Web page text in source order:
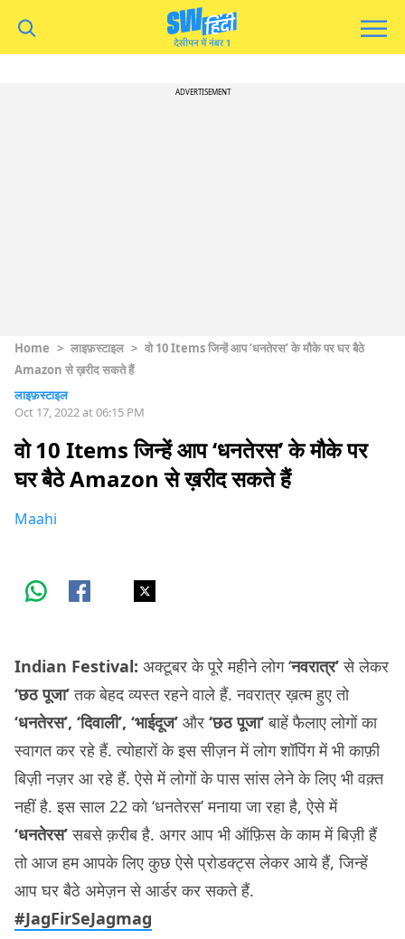
ADVERTISEMENT
Home > लाइफ़स्टाइल > वो 10 Items जिन्हें आप ‘धनतेरस’ के मौके पर घर बैठे
Amazon से ख़रीद सकते हैं
लाइफ़स्टाइल
Oct 17, 2022 at 06:15 PM
वो 10 Items जिन्हें आप ‘धनतेरस’ के मौके पर
घर बैठे Amazon से ख़रीद सकते हैं
Maahi
Indian Festival: अक्टूबर के पूरे महीने लोग ‘नवरात्र’से लेकर
‘छठ पूजा’तक बेहद व्यस्त रहने वाले हैं. नवरात्र ख़त्म हुए तो
‘धनतेरस’, ‘दिवाली’, ‘भाईदूज’ और ‘छठ पूजा‘बाहें फैलाए लोगों का
स्वागत कर रहे हैं. त्योहारों के इस सीज़न में लोग शॉपिंग में भी काफ़ी
बिज़ी नज़र आ रहे हैं. ऐसे में लोगों के पास सांस लेने के लिए भी वक़्त
नहीं है. इस साल 22 को ‘धनतेरस’ मनाया जा रहा है, ऐसे में
‘धनतेरस’सबसे क़रीब है. अगर आप भी ऑफ़िस के काम में बिज़ी हैं
तो आज हम आपके लिए कुछ ऐसे प्रोडक्ट्स लेकर आये हैं, जिन्हें
आप घर बैठे अमेज़न से आर्डर कर सकते हैं.
#JagFirSeJagmag